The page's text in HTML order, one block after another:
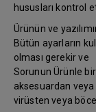
hususları kontrol
Ürünün ve
Bütün ayarların
olması gerekir ve
Sorunun Ürünle
aksesuardan
virüsten veya